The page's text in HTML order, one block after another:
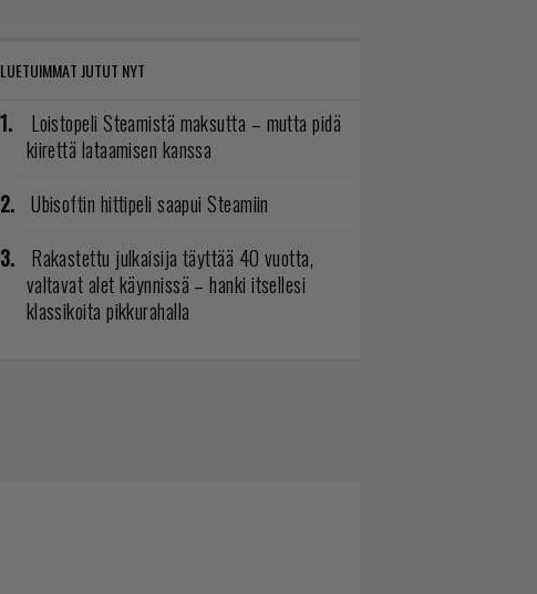
LUETUIMMAT JUTUT NYT
Loistopeli Steamistä maksutta – mutta pidä
kiirettä lataamisen kanssa
Ubisoftin hittipeli saapui Steamiin
Rakastettu julkaisija täyttää 40 vuotta,
valtavat alet käynnissä – hanki itsellesi
klassikoita pikkurahalla